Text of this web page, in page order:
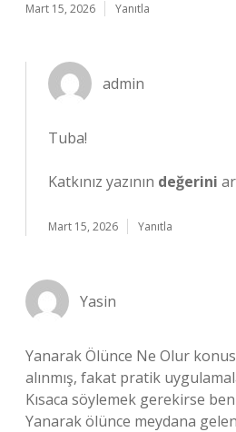
Mart 15, 2026 Yanıtla
admin
Tuba!
Katkınız yazının değerini
Mart 15, 2026 Yanıtla
Yasin
Yanarak Ölünce Ne Olur
alınmış, fakat pratik
Kısaca söylemek gerekirse
Yanarak ölünce meydana